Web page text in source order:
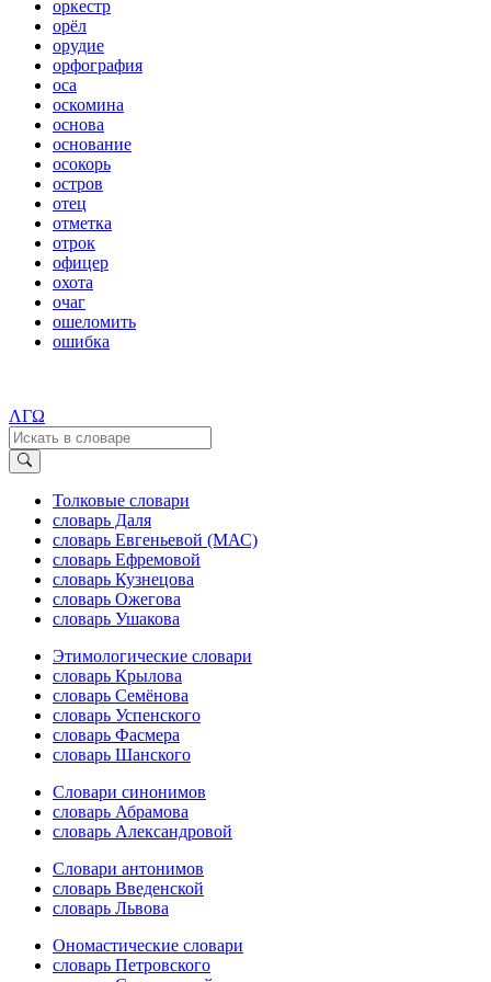
оркестр
орёл
орудие
орфография
оса
оскомина
основа
основание
осокорь
остров
отец
отметка
отрок
офицер
охота
очаг
ошеломить
ошибка
ΛΓΩ
Толковые словари
словарь Даля
словарь Евгеньевой (МАС)
словарь Ефремовой
словарь Кузнецова
словарь Ожегова
словарь Ушакова
Этимологические словари
словарь Крылова
словарь Семёнова
словарь Успенского
словарь Фасмера
словарь Шанского
Словари синонимов
словарь Абрамова
словарь Александровой
Словари антонимов
словарь Введенской
словарь Львова
Ономастические словари
словарь Петровского